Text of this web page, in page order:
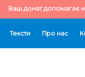
Ваш донат допомагає
Тексти Про нас